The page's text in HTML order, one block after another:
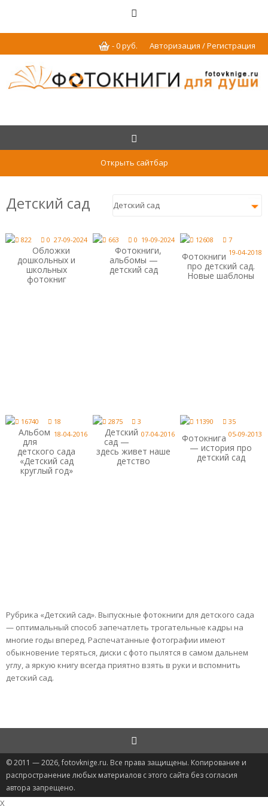
Авторизация / Регистрация
-0руб.
Открыть сайтбар
Детский сад
822 0 27-09-2024
Обложки
дошкольных и
школьных
фотокниг
663 0 19-09-2024
Фотокниги,
альбомы —
детский сад
12608
7
19-04-2018
Фотокниги
про детский сад.
Новые шаблоны
16740
18
18-04-2016
Альбом
для
детского сада
«Детский сад
круглый год»
2875
3
07-04-2016
Детский
сад —
здесь живет наше
детство
11390
35
05-09-2013
Фотокнига
— история про
детский сад
Рубрика «Детский сад». Выпускные фотокниги для детского сада
— оптимальный способ запечатлеть трогательные кадры на
многие годы вперед. Распечатанные фотографии имеют
обыкновение теряться, диски с фото пылятся в самом дальнем
углу, а яркую книгу всегда приятно взять в руки и вспомнить
детский сад.
© 2011 — 2026, fotovknige.ru. Все права защищены. Копирование и
распространение любых материалов с этого сайта без согласия
автора запрещено.
X